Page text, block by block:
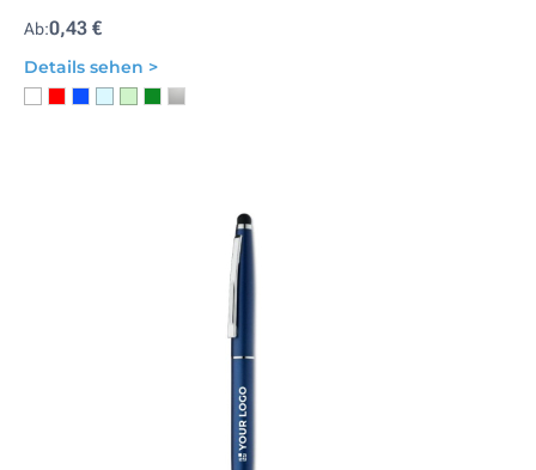
Ab:0,43 €
Details sehen >